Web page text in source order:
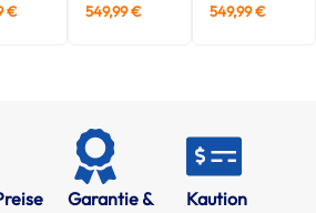
€ 549,99€ 549,99€
Garantie &
Kaution